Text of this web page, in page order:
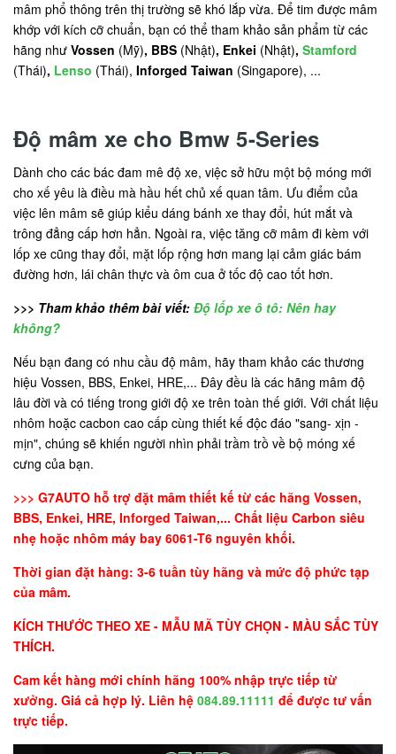
mâm phổ thông trên thị trường sẽ khó lắp vừa. Để tim được mâm
khớp với kích cỡ chuẩn, bạn có thể tham khảo sản phẩm từ các
hãng như Vossen (Mỹ), BBS (Nhật), Enkei (Nhật), Stamford
(Thái), Lenso (Thái), Inforged Taiwan (Singapore), ...
Độ mâm xe cho Bmw 5-Series
Dành cho các bác đam mê độ xe, việc sở hữu một bộ móng mới
cho xế yêu là điều mà hầu hết chủ xế quan tâm. Ưu điểm của
việc lên mâm sẽ giúp kiểu dáng bánh xe thay đổi, hút mắt và
trông đẳng cấp hơn hẳn. Ngoài ra, việc tăng cỡ mâm đi kèm với
lốp xe cũng thay đổi, mặt lốp rộng hơn mang lại cảm giác bám
đường hơn, lái chân thực và ôm cua ở tốc độ cao tốt hơn.
>>> Tham khảo thêm bài viết: Độ lốp xe ô tô: Nên hay
không?
Nếu bạn đang có nhu cầu độ mâm, hãy tham khảo các thương
hiệu Vossen, BBS, Enkei, HRE,... Đây đều là các hãng mâm độ
lâu đời và có tiếng trong giới độ xe trên toàn thế giới. Với chất liệu
nhôm hoặc cacbon cao cấp cùng thiết kế độc đáo "sang- xịn -
mịn", chúng sẽ khiến người nhìn phải trầm trồ về bộ móng xế
cưng của bạn.
>>> G7AUTO hỗ trợ đặt mâm thiết kế từ các hãng Vossen,
BBS, Enkei, HRE, Inforged Taiwan,... Chất liệu Carbon siêu
nhẹ hoặc nhôm máy bay 6061-T6 nguyên khối.
Thời gian đặt hàng: 3-6 tuần tùy hãng và mức độ phức tạp
của mâm.
KÍCH THƯỚC THEO XE - MẪU MÃ TÙY CHỌN - MÀU SẮC TÙY
THÍCH.
Cam kết hàng mới chính hãng 100% nhập trực tiếp từ
xưởng. Giá cả hợp lý. Liên hệ 084.89.11111 để được tư vấn
trực tiếp.